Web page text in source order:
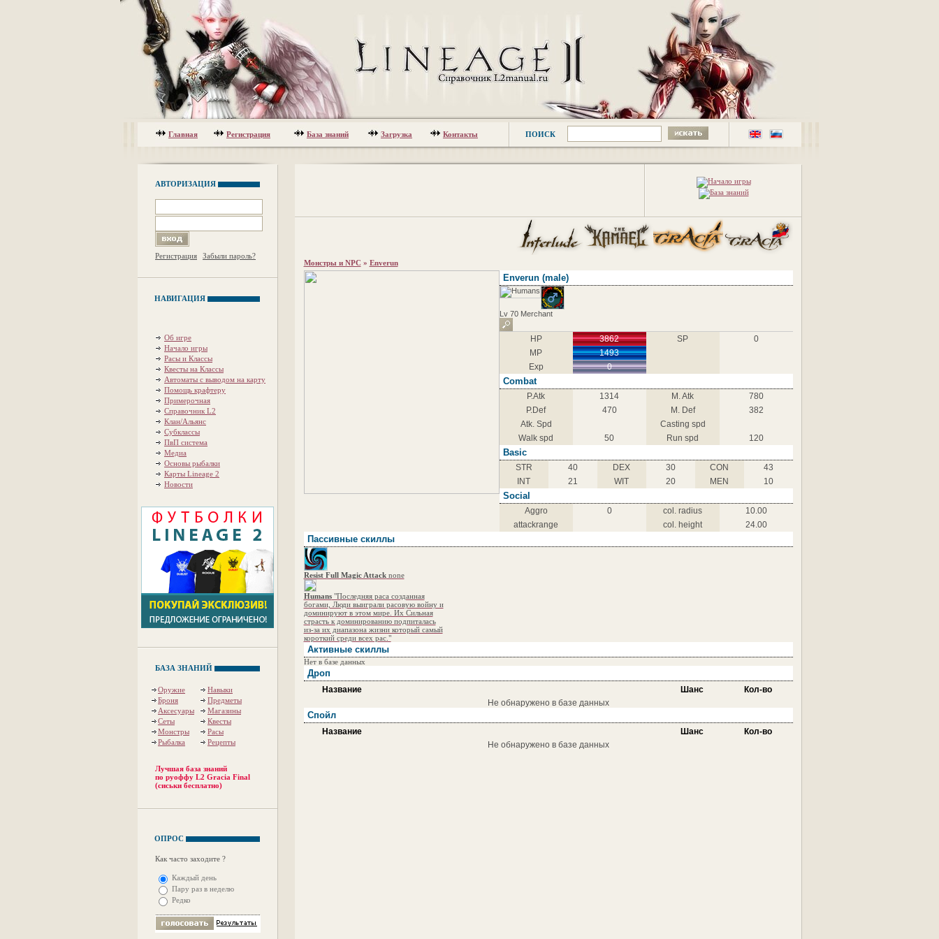
Главная Регистрация База знаний Загрузка Контакты ПОИСК
АВТОРИЗАЦИЯ
Регистрация Забыли пароль?
НАВИГАЦИЯ
Об игре
Начало игры
Расы и Классы
Квесты на Классы
Автоматы с выводом на карту
Помощь крафтеру
Примерочная
Справочник L2
Клан/Альянс
Субклассы
ПвП система
Медиа
Основы рыбалки
Карты Lineage 2
Новости
БАЗА ЗНАНИЙ
Оружие
Навыки
Броня
Предметы
Аксесуары
Магазины
Сеты
Квесты
Монстры
Расы
Рыбалка
Рецепты
Лучшая база знаний
по руоффу L2 Gracia Final
(сиськи бесплатно)
ОПРОС
Как часто заходите ?
Каждый день
Пару раз в неделю
Редко
Монстры и NPC » Enverun
Enverun(male)
Lv 70 Merchant
HP 3862 SP
0
MP
1493
Exp
0
Combat
P.Atk 1314 M. Atk
780
P.Def
470 M. Def
382
Atk. Spd
Casting spd
Walk spd
50 Run spd 120
Basic
STR 40 DEX 30 CON
43
INT
21 WIT 20 MEN 10
Social
Aggro 0 col. radius
10.00
attackrange
col. height 24.00
Пассивные скиллы
Resist Full Magic Attacknone
Humans"Последняя раса созданная
богами, Люди выиграли расовую войну и
доминируют в этом мире. Их Сильная
страсть к доминированию подпиталась
из-за их диапазона жизни который самый
короткий среди всех рас."
Активные скиллы
Нет в базе данных
Дроп
Название Шанс
Кол-во
Не обнаружено в базе данных
Спойл
Название Шанс
Кол-во
Не обнаружено в базе данных